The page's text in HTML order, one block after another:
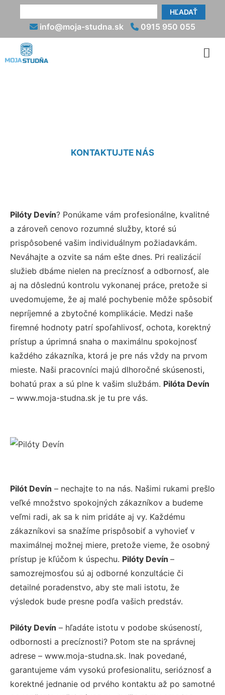
HĽADAŤ
info@moja-studna.sk 0915 950 055
KONTAKTUJTE NÁS
Pilóty Devín? Ponúkame vám profesionálne, kvalitné
a zároveň cenovo rozumné služby, ktoré sú
prispôsobené vašim individuálnym požiadavkám.
Neváhajte a ozvite sa nám ešte dnes. Pri realizácií
služieb dbáme nielen na precíznosť a odbornosť, ale
aj na dôslednú kontrolu vykonanej práce, pretože si
uvedomujeme, že aj malé pochybenie môže spôsobiť
nepríjemné a zbytočné komplikácie. Medzi naše
firemné hodnoty patrí spoľahlivosť, ochota, korektný
prístup a úprimná snaha o maximálnu spokojnosť
každého zákazníka, ktorá je pre nás vždy na prvom
mieste. Naši pracovníci majú dlhoročné skúsenosti,
bohatú prax a sú plne k vašim službám. Pilóta Devín
– www.moja-studna.sk je tu pre vás.
Pilót Devín – nechajte to na nás. Našimi rukami prešlo
veľké množstvo spokojných zákazníkov a budeme
veľmi radi, ak sa k nim pridáte aj vy. Každému
zákazníkovi sa snažíme prispôsobiť a vyhovieť v
maximálnej možnej miere, pretože vieme, že osobný
prístup je kľúčom k úspechu. Pilóty Devín –
samozrejmosťou sú aj odborné konzultácie či
detailné poradenstvo, aby ste mali istotu, že
výsledok bude presne podľa vašich predstáv.
Pilóty Devín – hľadáte istotu v podobe skúseností,
odbornosti a precíznosti? Potom ste na správnej
adrese – www.moja-studna.sk. Inak povedané,
garantujeme vám vysokú profesionalitu, serióznosť a
korektné jednanie od prvého kontaktu až po samotné